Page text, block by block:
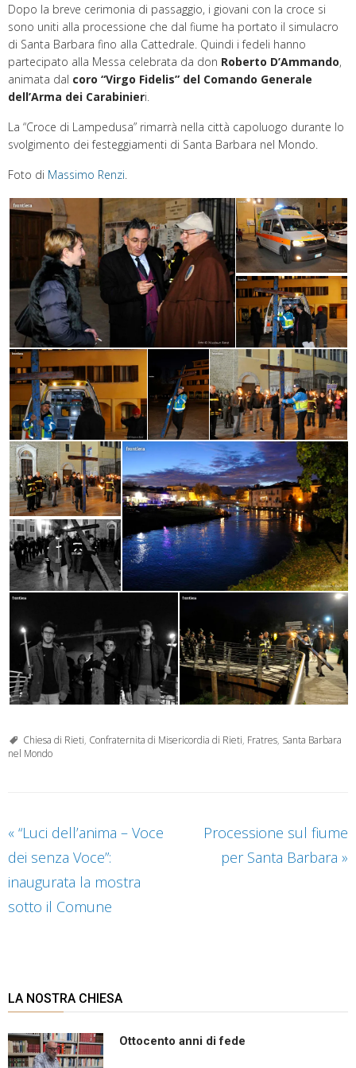
Dopo la breve cerimonia di passaggio, i giovani con la croce si
sono uniti alla processione che dal fiume ha portato il simulacro
di Santa Barbara fino alla Cattedrale. Quindi i fedeli hanno
partecipato alla Messa celebrata da don Roberto D’Ammando,
animata dal coro “Virgo Fidelis” del Comando Generale
dell’Arma dei Carabinieri.
La “Croce di Lampedusa” rimarrà nella città capoluogo durante lo
svolgimento dei festeggiamenti di Santa Barbara nel Mondo.
Foto di Massimo Renzi
Chiesa di Rieti, Confraternita di Misericordia di Rieti, Fratres, Santa Barbara
nel Mondo
« “Luci dell’anima – Voce
dei senza Voce”:
inaugurata la mostra
sotto il Comune
Processione sul fiume
per Santa Barbara »
LA NOSTRA CHIESA
Ottocento anni di fede